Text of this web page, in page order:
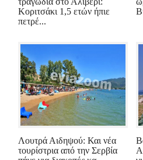
Κοριτσάκι 1,5 ετών ήπιε
πετρέ...
Λουτρά Αιδηψού: Και νέα
τουρίστρια από την Σερβία